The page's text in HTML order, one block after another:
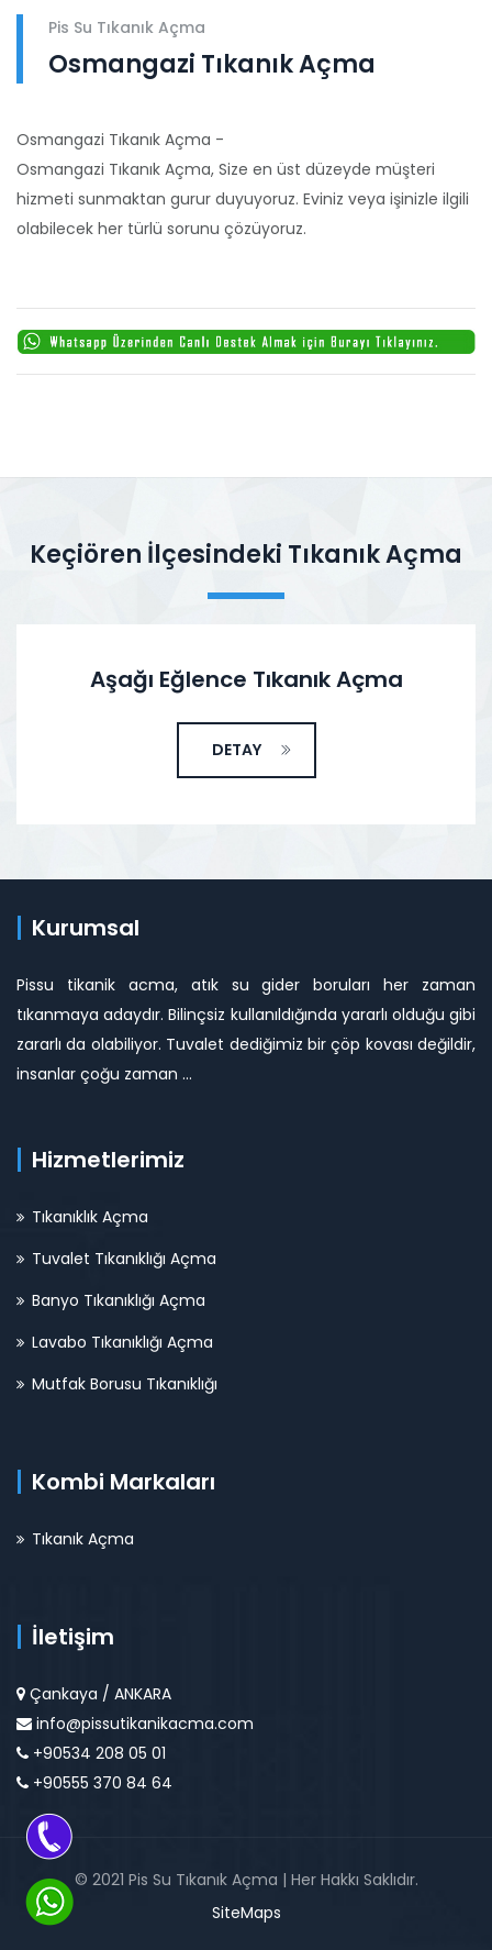
Pis Su Tıkanık Açma
Osmangazi Tıkanık Açma
Osmangazi Tıkanık Açma -
Osmangazi Tıkanık Açma, Size en üst düzeyde müşteri
hizmeti sunmaktan gurur duyuyoruz. Eviniz veya işinizle ilgili
olabilecek her türlü sorunu çözüyoruz.
Keçiören İlçesindeki Tıkanık Açma
Aşağı Eğlence Tıkanık Açma
DETAY
Kurumsal
Pissu tikanik acma, atık su gider boruları her zaman
tıkanmaya adaydır. Bilinçsiz kullanıldığında yararlı olduğu gibi
zararlı da olabiliyor. Tuvalet dediğimiz bir çöp kovası değildir,
insanlar çoğu zaman ...
Hizmetlerimiz
Tıkanıklık Açma
Tuvalet Tıkanıklığı Açma
Banyo Tıkanıklığı Açma
Lavabo Tıkanıklığı Açma
Mutfak Borusu Tıkanıklığı
Kombi Markaları
Tıkanık Açma
İletişim
Çankaya / ANKARA
info@pissutikanikacma.com
+90534 208 05 01
+90555 370 84 64
© 2021 Pis Su Tıkanık Açma | Her Hakkı Saklıdır.
SiteMaps